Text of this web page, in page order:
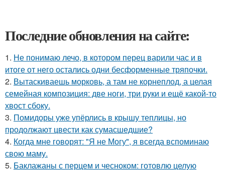
Последние обновления на сайте:
1. Не понимаю лечо, в котором перец варили час и в
итоге от него остались одни бесформенные тряпочки.
2. Вытаскиваешь морковь, а там не корнеплод, а целая
семейная композиция: две ноги, три руки и ещё какой-то
хвост сбоку.
3. Помидоры уже упёрлись в крышу теплицы, но
продолжают цвести как сумасшедшие?
4. Когда мне говорят: "Я не Могу", я всегда вспоминаю
свою маму.
5. Баклажаны с перцем и чесноком: готовлю целую